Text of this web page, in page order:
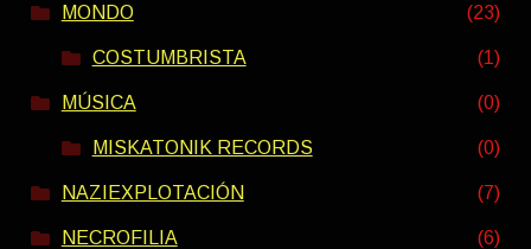
MONDO (23)
COSTUMBRISTA (1)
MÚSICA (0)
MISKATONIK RECORDS (0)
NAZIEXPLOTACIÓN (7)
NECROFILIA (6)